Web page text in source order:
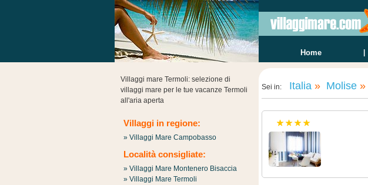
Home
Villaggi mare Termoli: selezione di
villaggi mare per le tue vacanze Termoli
all'aria aperta
Villaggi in regione:
» Villaggi Mare Campobasso
Località consigliate:
» Villaggi Mare Montenero Bisaccia
» Villaggi Mare Termoli
Sei in: Italia» Molise»